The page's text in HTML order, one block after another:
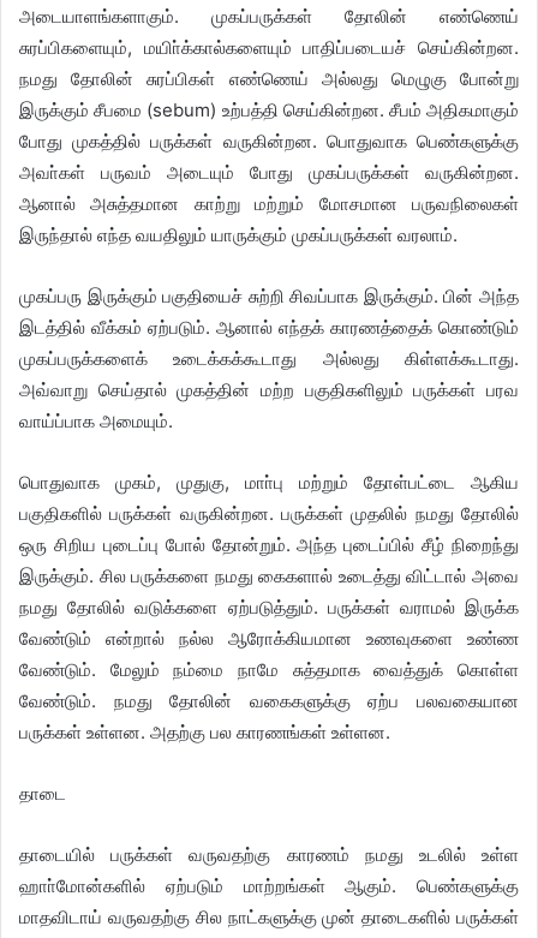
அடையாளங்களாகும். முகப்பருக்கள் தோலின் எண்ணெய்
சுரப்பிகளையும், மயிா்க்கால்களையும் பாதிப்படையச் செய்கின்றன.
நமது தோலின் சுரப்பிகள் எண்ணெய் அல்லது மெழுகு போன்று
இருக்கும் சீபமை (sebum) உற்பத்தி செய்கின்றன. சீபம் அதிகமாகும்
போது முகத்தில் பருக்கள் வருகின்றன. பொதுவாக பெண்களுக்கு
அவா்கள் பருவம் அடையும் போது முகப்பருக்கள் வருகின்றன.
ஆனால் அசுத்தமான காற்று மற்றும் மோசமான பருவநிலைகள்
இருந்தால் எந்த வயதிலும் யாருக்கும் முகப்பருக்கள் வரலாம்.
முகப்பரு இருக்கும் பகுதியைச் சுற்றி சிவப்பாக இருக்கும். பின் அந்த
இடத்தில் வீக்கம் ஏற்படும். ஆனால் எந்தக் காரணத்தைக் கொண்டும்
முகப்பருக்களைக் உடைக்கக்கூடாது அல்லது கிள்ளக்கூடாது.
அவ்வாறு செய்தால் முகத்தின் மற்ற பகுதிகளிலும் பருக்கள் பரவ
வாய்ப்பாக அமையும்.
பொதுவாக முகம், முதுகு, மாா்பு மற்றும் தோள்பட்டை ஆகிய
பகுதிகளில் பருக்கள் வருகின்றன. பருக்கள் முதலில் நமது தோலில்
ஒரு சிறிய புடைப்பு போல் தோன்றும். அந்த புடைப்பில் சீழ் நிறைந்து
இருக்கும். சில பருக்களை நமது கைகளால் உடைத்து விட்டால் அவை
நமது தோலில் வடுக்களை ஏற்படுத்தும். பருக்கள் வராமல் இருக்க
வேண்டும் என்றால் நல்ல ஆரோக்கியமான உணவுகளை உண்ண
வேண்டும். மேலும் நம்மை நாமே சுத்தமாக வைத்துக் கொள்ள
வேண்டும். நமது தோலின் வகைகளுக்கு ஏற்ப பலவகையான
பருக்கள் உள்ளன. அதற்கு பல காரணங்கள் உள்ளன.
தாடை
தாடையில் பருக்கள் வருவதற்கு காரணம் நமது உடலில் உள்ள
ஹாா்மோன்களில் ஏற்படும் மாற்றங்கள் ஆகும். பெண்களுக்கு
மாதவிடாய் வருவதற்கு சில நாட்களுக்கு முன் தாடைகளில் பருக்கள்